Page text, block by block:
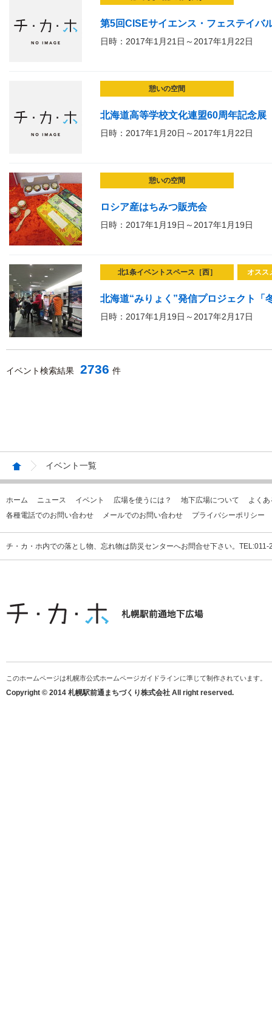
第5回CISEサイエンス・フェステイ
日時：2017年1月21日～2017年1月22日
憩いの空間
北海道高等学校文化連盟60周年記念展
日時：2017年1月20日～2017年1月22日
憩いの空間
ロシア産はちみつ販売会
日時：2017年1月19日～2017年1月19日
北1条イベントスペース［西］ オスス
北海道“みりょく”発信プロジェクト「
日時：2017年1月19日～2017年2月17日
イベント検索結果 2736 件
イベント一覧
ホーム ニュース イベント 広場を使うには？ 地下広場について
よく
各種電話でのお問い合わせ
メールでのお問い合わせ プライバシーポリシー
チ・カ・ホ内での落とし物、忘れ物は防災センターへお問合せ下さい。
このホームページは札幌市公式ホームページガイドラインに準じて制作されています。
Copyright © 2014 札幌駅前通まちづくり株式会社 All right reserved.